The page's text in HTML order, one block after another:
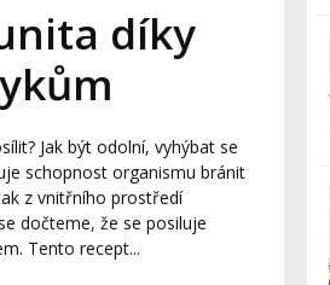
díky
Jak být odolní, vyhýbat se
schopnost organismu bránit
z vnitřního prostředí
dočteme, že se posiluje
Tento recept...